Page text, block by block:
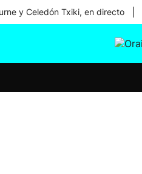
y Celedón Txiki, en directo